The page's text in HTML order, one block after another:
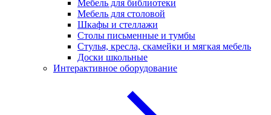
Мебель для библиотеки
Мебель для столовой
Шкафы и стеллажи
Столы письменные и тумбы
Стулья, кресла, скамейки и мягкая мебель
Доски школьные
Интерактивное оборудование